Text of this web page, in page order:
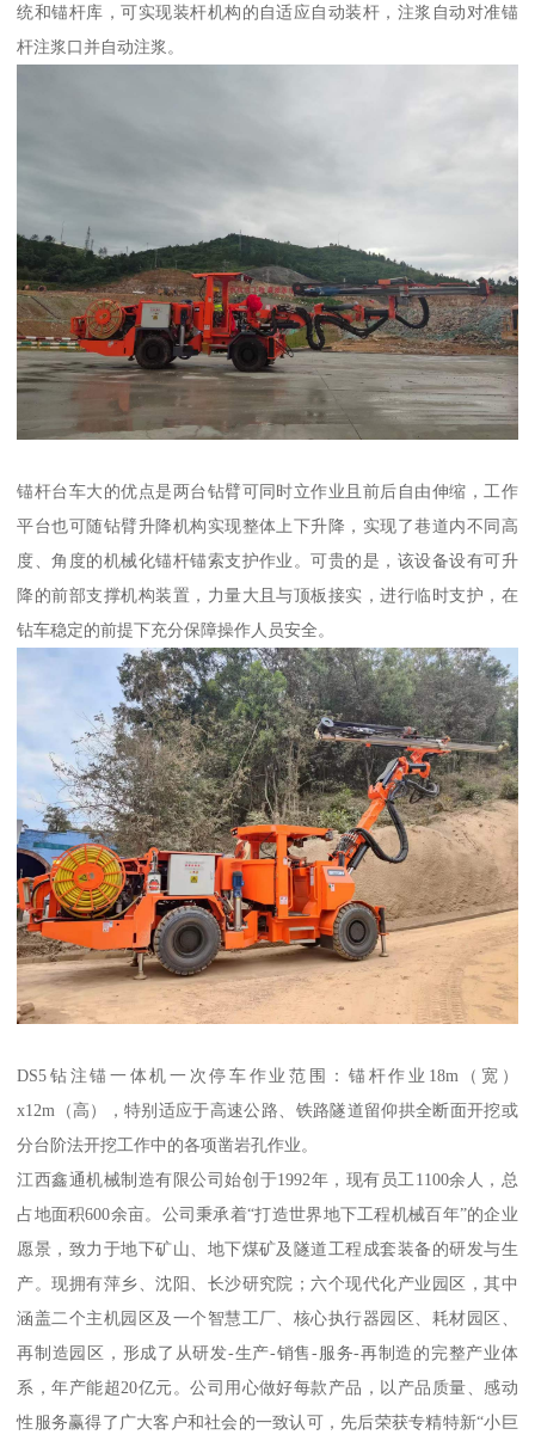
统和锚杆库，可实现装杆机构的自适应自动装杆，注浆自动对准锚
杆注浆口并自动注浆。
锚杆台车大的优点是两台钻臂可同时立作业且前后自由伸缩，工作
平台也可随钻臂升降机构实现整体上下升降，实现了巷道内不同高
度、角度的机械化锚杆锚索支护作业。可贵的是，该设备设有可升
降的前部支撑机构装置，力量大且与顶板接实，进行临时支护，在
钻车稳定的前提下充分保障操作人员安全。
DS5钻注锚一体机一次停车作业范围：锚杆作业18m（宽）
x12m（高），特别适应于高速公路、铁路隧道留仰拱全断面开挖或
分台阶法开挖工作中的各项凿岩孔作业。
江西鑫通机械制造有限公司始创于1992年，现有员工1100余人，总
占地面积600余亩。公司秉承着“打造世界地下工程机械百年”的企业
愿景，致力于地下矿山、地下煤矿及隧道工程成套装备的研发与生
产。现拥有萍乡、沈阳、长沙研究院；六个现代化产业园区，其中
涵盖二个主机园区及一个智慧工厂、核心执行器园区、耗材园区、
再制造园区，形成了从研发-生产-销售-服务-再制造的完整产业体
系，年产能超20亿元。公司用心做好每款产品，以产品质量、感动
性服务赢得了广大客户和社会的一致认可，先后荣获专精特新“小巨